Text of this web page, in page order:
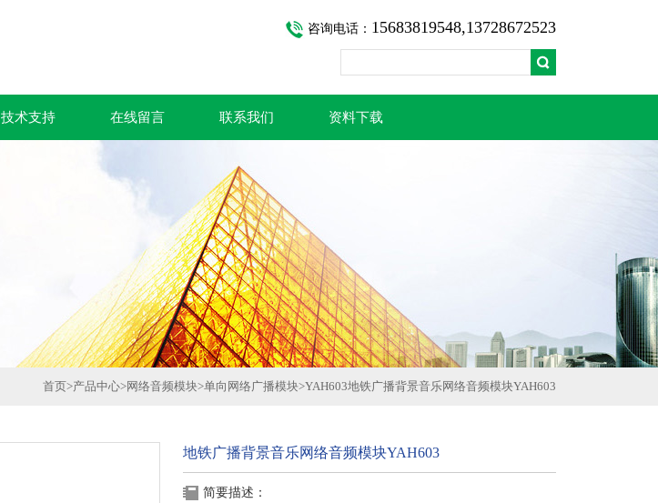
咨询电话： 15683819548,13728672523
技术支持 在线留言 联系我们 资料下载
首页>产品中心>网络音频模块>单向网络广播模块>YAH603地铁广播背景音乐网络音频模块YAH603
地铁广播背景音乐网络音频模块YAH603
简要描述：